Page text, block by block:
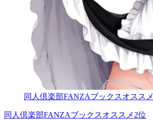
同人倶楽部FANZAブックスオススメ
同人倶楽部FANZAブックスオススメ2位